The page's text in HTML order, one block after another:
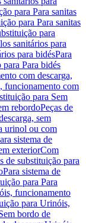
para Para sanitas
para Para sanitas
para
sanitários para
para bidésPara
para Para bidés
com descarga,
funcionamento com
para Sem
rebordoPeças de
sem
urinol ou com
sistema de
exteriorCom
de substituição para
Para sistema de
para Para
funcionamento
para Urinóis,
bordo de